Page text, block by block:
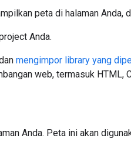
peta di halaman Anda,
Anda.
mengimpor library yang
web, termasuk HTML,
Anda. Peta ini akan